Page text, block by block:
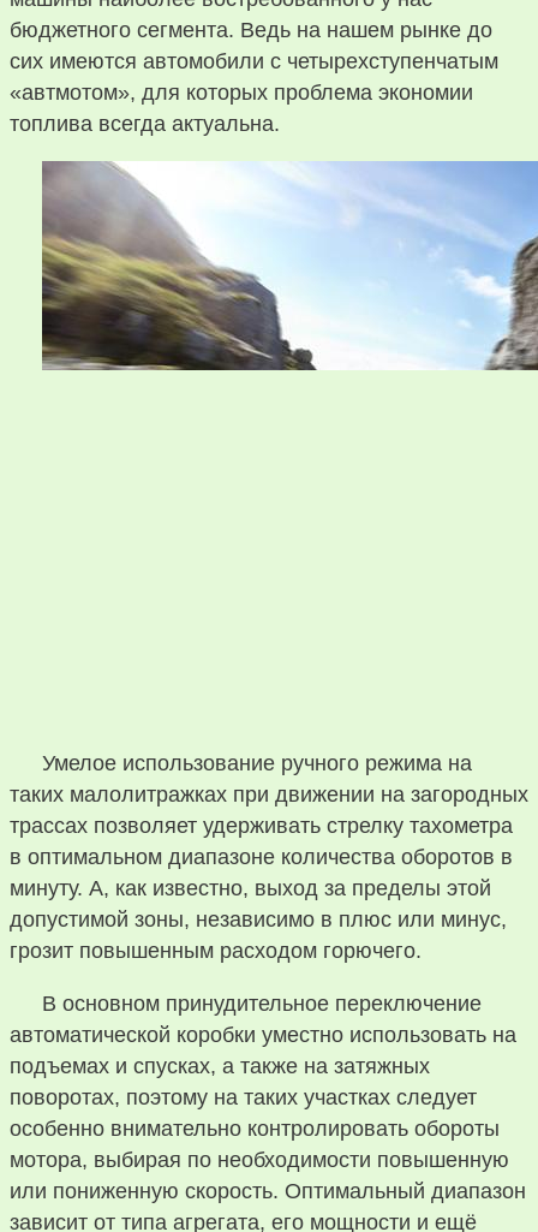
бюджетного сегмента. Ведь на нашем рынке до
сих имеются автомобили с четырехступенчатым
«автмотом», для которых проблема экономии
топлива всегда актуальна.
Умелое использование ручного режима на
таких малолитражках при движении на загородных
трассах позволяет удерживать стрелку тахометра
в оптимальном диапазоне количества оборотов в
минуту. А, как известно, выход за пределы этой
допустимой зоны, независимо в плюс или минус,
грозит повышенным расходом горючего.
В основном принудительное переключение
автоматической коробки уместно использовать на
подъемах и спусках, а также на затяжных
поворотах, поэтому на таких участках следует
особенно внимательно контролировать обороты
мотора, выбирая по необходимости повышенную
или пониженную скорость. Оптимальный диапазон
зависит от типа агрегата, его мощности и ещё